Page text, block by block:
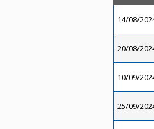
14/08/
20/08/
10/09/
25/09/